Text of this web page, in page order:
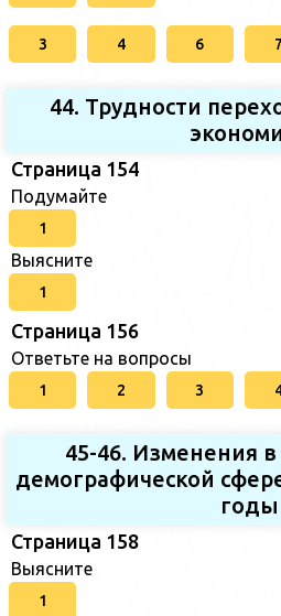
3 4 6 7
44. Трудности
Страница 154
Подумайте
1
Выясните
1
Страница 156
Ответьте на вопросы
1 2 3
45-46. Изменения
демографической
годы
Страница 158
Выясните
1